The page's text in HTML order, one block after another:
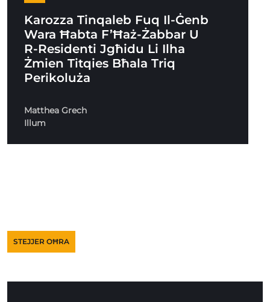
Karozza Tinqaleb Fuq Il-Ġenb
Wara Ħabta F’Ħaż-Żabbar U
R-Residenti Jgħidu Li Ilha
Żmien Titqies Bħala Triq
Perikoluża
Matthea Grech
Illum
STEJJER OĦRA